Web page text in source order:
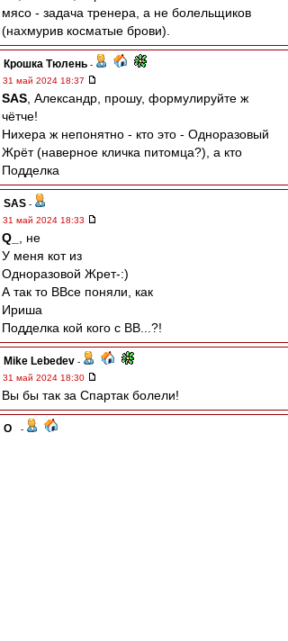
мясо - задача тренера, а не болельщиков
(нахмурив косматые брови).
Крошка Тюлень -
31 май 2024 18:37
SAS , Александр, прошу, формулируйте ж
чётче!
Нихера ж непонятно - кто это - Одноразовый
Жрёт (наверное кличка питомца?), а кто
Подделка
SAS -
31 май 2024 18:33
Q_
, не
У меня кот из
Одноразовой Жрет-:)
А так то ВВсе поняли, как
Ириша
Подделка кой кого с ВВ...?!
Mike Lebedev -
31 май 2024 18:30
Вы бы так за Спартак болели!
Q_
-